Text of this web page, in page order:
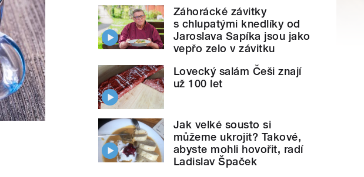
Záhorácké závitky
s chlupatými knedlíky od
Jaroslava Sapíka jsou jako
vepřo zelo v závitku
Lovecký salám Češi znají
už 100 let
Jak velké sousto si
můžeme ukrojit? Takové,
abyste mohli hovořit, radí
Ladislav Špaček